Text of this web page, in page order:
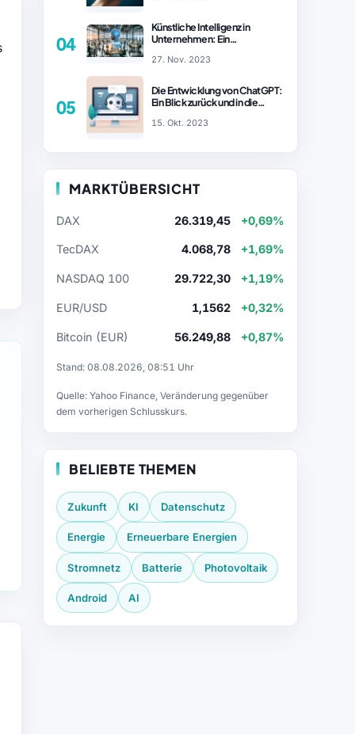
04
Künstliche Intelligenz in
Unternehmen: Ein
27. Nov. 2023
05
Die Entwicklung von ChatGPT:
Ein Blick zurück und in die
15. Okt. 2023
MARKTÜBERSICHT
DAX 26.319,45 +0,69%
TecDAX 4.068,78 +1,69%
NASDAQ 100 29.722,30 +1,19%
EUR/USD 1,1562 +0,32%
Bitcoin (EUR) 56.249,88 +0,87%
Stand: 08.08.2026, 08:51 Uhr
Quelle: Yahoo Finance, Veränderung gegenüber
dem vorherigen Schlusskurs.
BELIEBTE THEMEN
Zukunft KI Datenschutz
Energie Erneuerbare Energien
Stromnetz Batterie Photovoltaik
Android AI